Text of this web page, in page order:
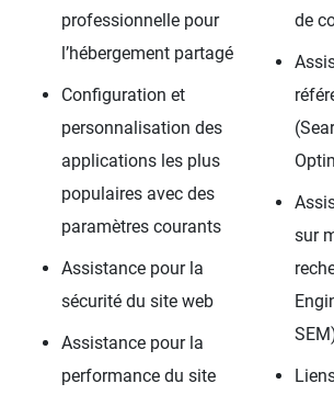
professionnelle pour
l’hébergement partagé
Configuration et
personnalisation des
applications les plus
populaires avec des
paramètres courants
Assistance pour la
sécurité du site web
Assistance pour la
performance du site
de
sur